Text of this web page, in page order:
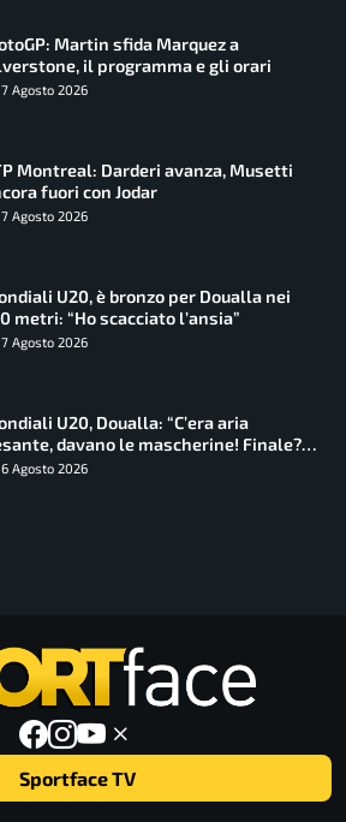
Martin sfida Marquez a
il programma e gli orari
7 Agosto 2026
Montreal: Darderi avanza, Musetti
fuori con Jodar
7 Agosto 2026
U20, è bronzo per Doualla nei
metri: “Ho scacciato l’ansia”
7 Agosto 2026
U20, Doualla: “C’era aria
davano le mascherine! Finale?
ho nulla da perdere”
6 Agosto 2026
Sportface TV